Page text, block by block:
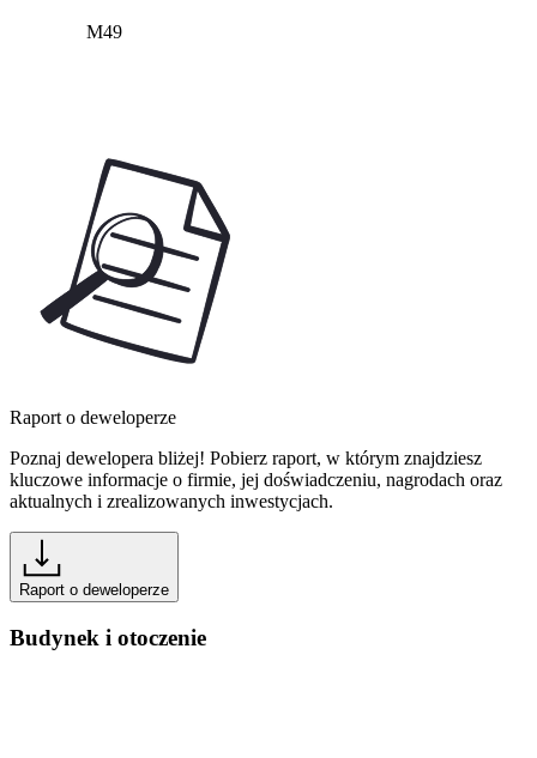
M49
Raport o deweloperze
Poznaj dewelopera bliżej! Pobierz raport, w którym znajdziesz
kluczowe informacje o firmie, jej doświadczeniu, nagrodach oraz
aktualnych i zrealizowanych inwestycjach.
Raport o deweloperze
Budynek i otoczenie